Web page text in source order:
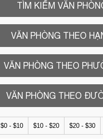
TÌM KIẾM VĂN
VĂN PHÒNG THEO
VĂN PHÒNG THEO
VĂN PHÒNG THEO
$0 - $10 $10 - $20 $20 - $30